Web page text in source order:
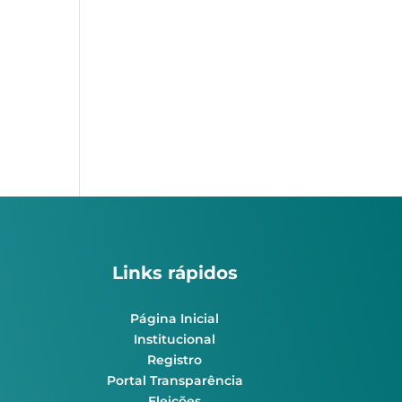
Links rápidos
Página Inicial
Institucional
Registro
Portal Transparência